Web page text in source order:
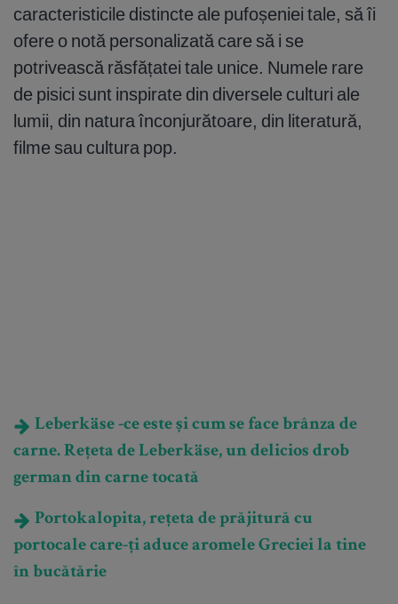
caracteristicile distincte ale pufoșeniei tale, să îi
ofere o notă personalizată care să i se
potrivească răsfățatei tale unice. Numele rare
de pisici sunt inspirate din diversele culturi ale
lumii, din natura înconjurătoare, din literatură,
filme sau cultura pop.
Leberkäse -ce este și cum se face brânza de
carne. Rețeta de Leberkäse, un delicios drob
german din carne tocată
Portokalopita, rețeta de prăjitură cu
portocale care-ți aduce aromele Greciei la tine
în bucătărie